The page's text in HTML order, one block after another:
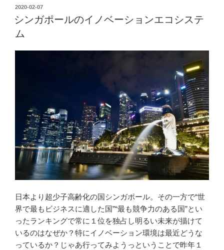
投
稿
日:
2020-02-07
シンガポールのイノベーションエコシステ
ム
日本より超少子高齢化の国シンガポール。その一方で“世
界で最もビジネスに適した国”“最も競争力のある国”とい
ったランキングで常に１位を独占し明るい未来が描けて
いるのはなぜか？特にイノベーション環境は最近どうな
っているか？じゃあ行ってみようっということで昨年１